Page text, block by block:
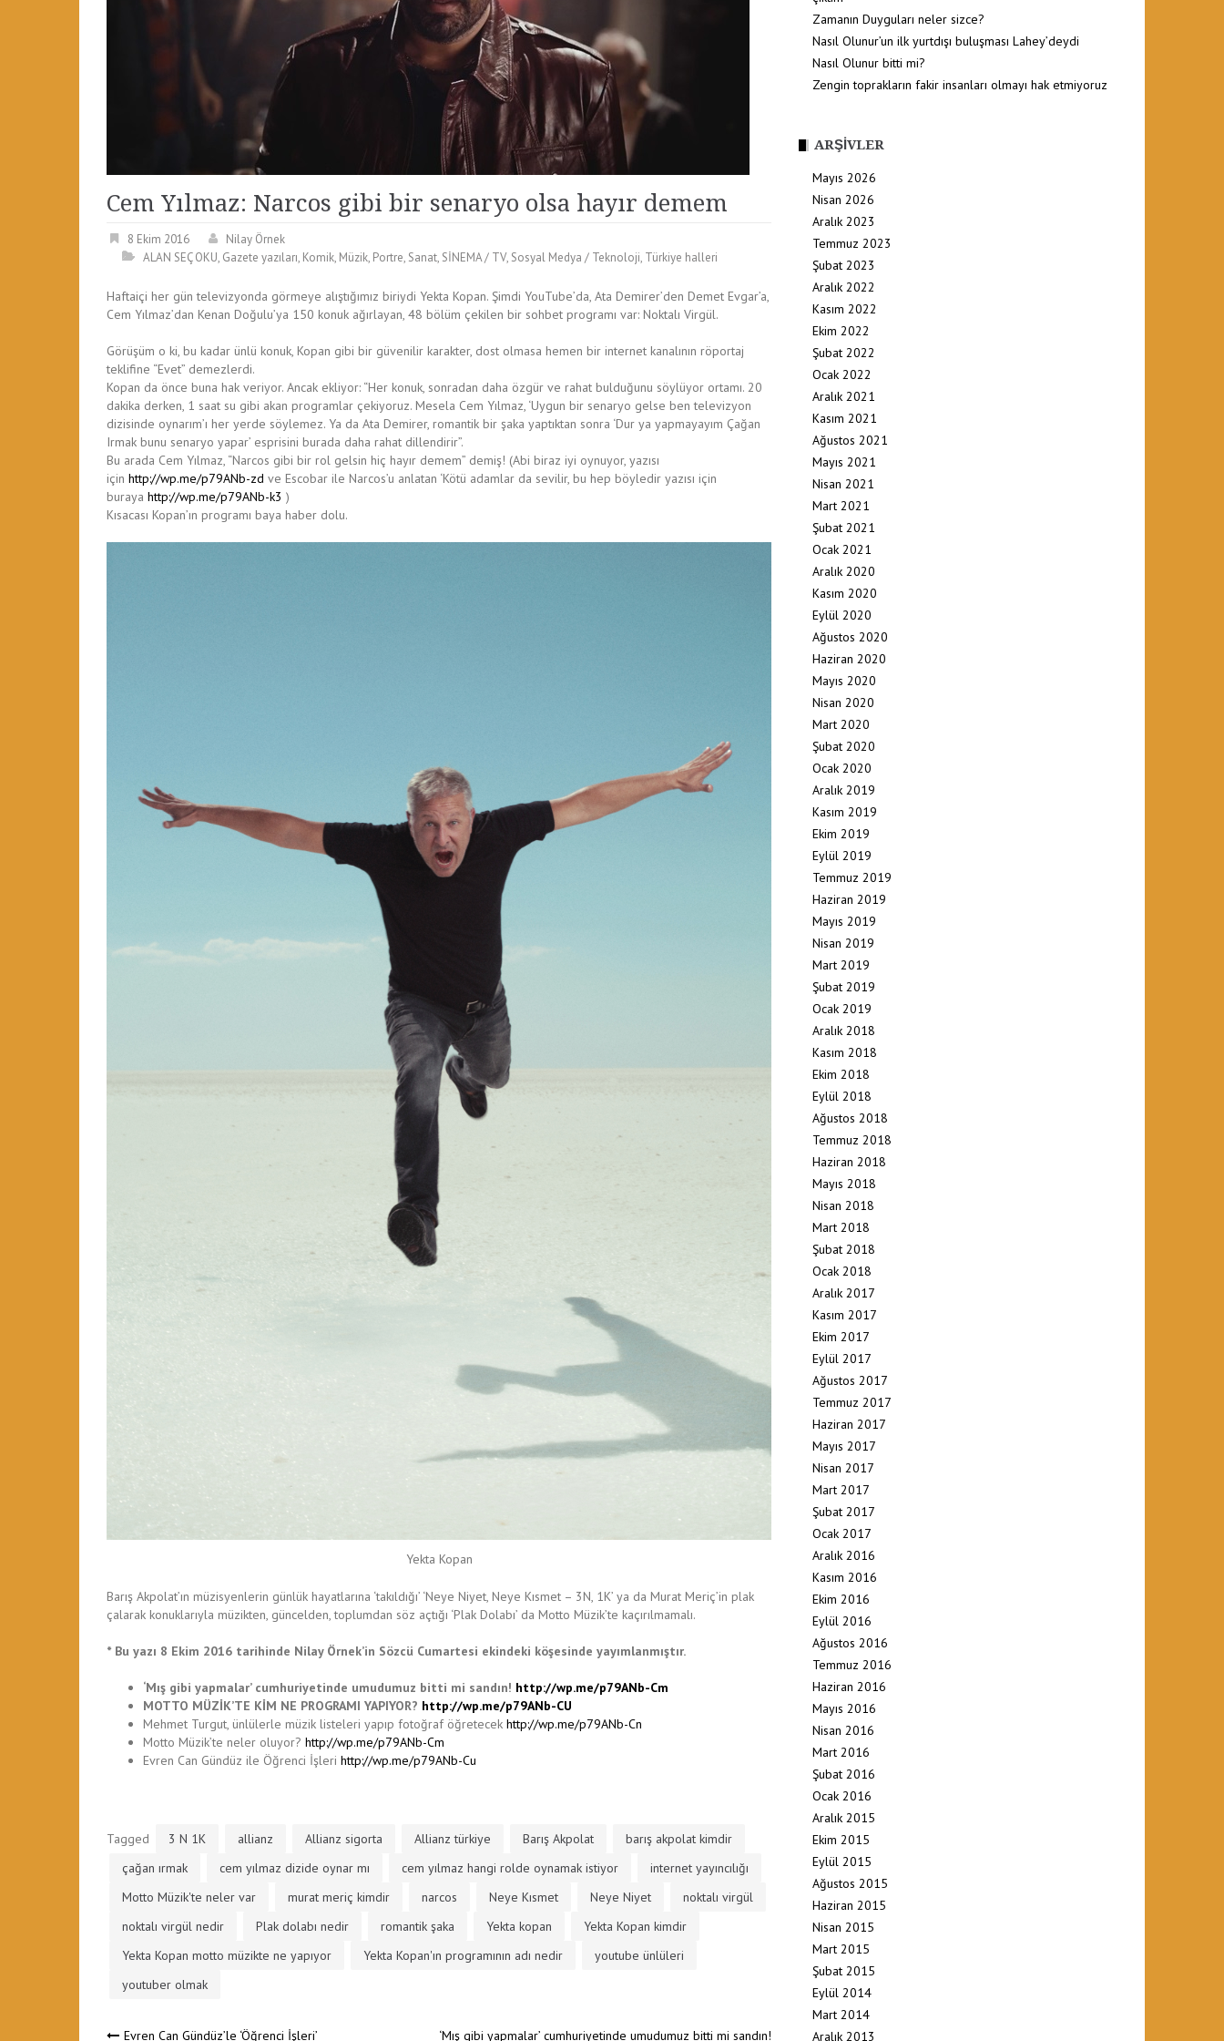
Cem Yılmaz: Narcos gibi bir senaryo olsa hayır demem
8 Ekim 2016
Nilay Örnek
ALAN SEÇ OKU, Gazete yazıları, Komik, Müzik, Portre, Sanat, SİNEMA / TV, Sosyal Medya / Teknoloji, Türkiye halleri
Haftaiçi her gün televizyonda görmeye alıştığımız biriydi Yekta Kopan. Şimdi YouTube’da, Ata Demirer’den Demet Evgar’a,
Cem Yılmaz’dan Kenan Doğulu’ya 150 konuk ağırlayan, 48 bölüm çekilen bir sohbet programı var: Noktalı Virgül.
Görüşüm o ki, bu kadar ünlü konuk, Kopan gibi bir güvenilir karakter, dost olmasa hemen bir internet kanalının röportaj
teklifine “Evet” demezlerdi.
Kopan da önce buna hak veriyor. Ancak ekliyor: “Her konuk, sonradan daha özgür ve rahat bulduğunu söylüyor ortamı. 20
dakika derken, 1 saat su gibi akan programlar çekiyoruz. Mesela Cem Yılmaz, ‘Uygun bir senaryo gelse ben televizyon
dizisinde oynarım’ı her yerde söylemez. Ya da Ata Demirer, romantik bir şaka yaptıktan sonra ‘Dur ya yapmayayım Çağan
Irmak bunu senaryo yapar’ esprisini burada daha rahat dillendirir”.
Bu arada Cem Yılmaz, “Narcos gibi bir rol gelsin hiç hayır demem” demiş! (Abi biraz iyi oynuyor, yazısı
için http://wp.me/p79ANb-zd ve Escobar ile Narcos’u anlatan ‘Kötü adamlar da sevilir, bu hep böyledir yazısı için
buraya http://wp.me/p79ANb-k3 )
Kısacası Kopan’ın programı baya haber dolu.
Yekta Kopan
Barış Akpolat’ın müzisyenlerin günlük hayatlarına ‘takıldığı’ ‘Neye Niyet, Neye Kısmet – 3N, 1K’ ya da Murat Meriç’in plak
çalarak konuklarıyla müzikten, güncelden, toplumdan söz açtığı ‘Plak Dolabı’ da Motto Müzik’te kaçırılmamalı.
* Bu yazı 8 Ekim 2016 tarihinde Nilay Örnek’in Sözcü Cumartesi ekindeki köşesinde yayımlanmıştır.
‘Mış gibi yapmalar’ cumhuriyetinde umudumuz bitti mi sandın! http://wp.me/p79ANb-Cm
MOTTO MÜZİK’TE KİM NE PROGRAMI YAPIYOR? http://wp.me/p79ANb-CU
Mehmet Turgut, ünlülerle müzik listeleri yapıp fotoğraf öğretecek http://wp.me/p79ANb-Cn
Motto Müzik’te neler oluyor? http://wp.me/p79ANb-Cm
Evren Can Gündüz ile Öğrenci İşleri http://wp.me/p79ANb-Cu
Tagged 3 N 1K allianz Allianz sigorta Allianz türkiye Barış Akpolat
barış akpolat kimdir
çağan ırmak
cem yılmaz dizide oynar mı cem yılmaz hangi rolde oynamak istiyor
internet yayıncılığı
Motto Müzik'te neler var
murat meriç kimdir narcos Neye Kısmet Neye Niyet
noktalı virgül
noktalı virgül nedir
Plak dolabı nedir romantik şaka Yekta kopan
Yekta Kopan kimdir
Yekta Kopan motto müzikte ne yapıyor
Yekta Kopan'ın programının adı nedir
youtube ünlüleri
youtuber olmak
Evren Can Gündüz’le ‘Öğrenci İşleri’ ‘Mış gibi yapmalar’ cumhuriyetinde umudumuz bitti mi sandın!
Zamanın Duyguları neler sizce?
Nasıl Olunur’un ilk yurtdışı buluşması Lahey’deydi
Nasıl Olunur bitti mi?
Zengin toprakların fakir insanları olmayı hak etmiyoruz
ARŞIVLER
Mayıs 2026
Nisan 2026
Aralık 2023
Temmuz 2023
Şubat 2023
Aralık 2022
Kasım 2022
Ekim 2022
Şubat 2022
Ocak 2022
Aralık 2021
Kasım 2021
Ağustos 2021
Mayıs 2021
Nisan 2021
Mart 2021
Şubat 2021
Ocak 2021
Aralık 2020
Kasım 2020
Eylül 2020
Ağustos 2020
Haziran 2020
Mayıs 2020
Nisan 2020
Mart 2020
Şubat 2020
Ocak 2020
Aralık 2019
Kasım 2019
Ekim 2019
Eylül 2019
Temmuz 2019
Haziran 2019
Mayıs 2019
Nisan 2019
Mart 2019
Şubat 2019
Ocak 2019
Aralık 2018
Kasım 2018
Ekim 2018
Eylül 2018
Ağustos 2018
Temmuz 2018
Haziran 2018
Mayıs 2018
Nisan 2018
Mart 2018
Şubat 2018
Ocak 2018
Aralık 2017
Kasım 2017
Ekim 2017
Eylül 2017
Ağustos 2017
Temmuz 2017
Haziran 2017
Mayıs 2017
Nisan 2017
Mart 2017
Şubat 2017
Ocak 2017
Aralık 2016
Kasım 2016
Ekim 2016
Eylül 2016
Ağustos 2016
Temmuz 2016
Haziran 2016
Mayıs 2016
Nisan 2016
Mart 2016
Şubat 2016
Ocak 2016
Aralık 2015
Ekim 2015
Eylül 2015
Ağustos 2015
Haziran 2015
Nisan 2015
Mart 2015
Şubat 2015
Eylül 2014
Mart 2014
Aralık 2013